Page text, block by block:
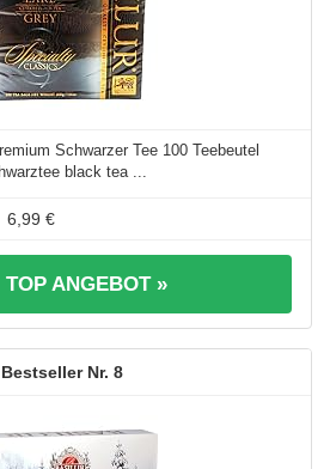
Schwarzer Tee 100 Teebeutel
black tea ...
6,99 €
TOP ANGEBOT »
8